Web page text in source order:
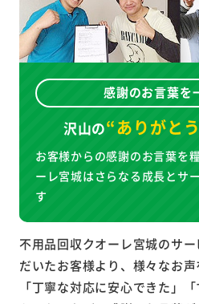
感謝のお言葉を
沢山の“ありがと
お客様からの感謝のお言葉を
ーレ宮城はさらなる成長とサ
す
不用品回収クオーレ宮城のサ
だいたお客様より、様々なお声
「丁寧な対応に安心できた」